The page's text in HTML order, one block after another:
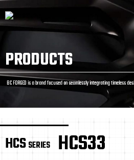
PRODUCTS
BC FORGED is a brand focused on seamlessly integrating timeless
HCSSERIES HCS33